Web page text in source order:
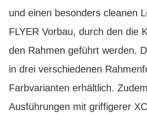
und einen besonders cleanen
FLYER Vorbau, durch den die
den Rahmen geführt werden.
in drei verschiedenen
Farbvarianten erhältlich.
Ausführungen mit griffigerer